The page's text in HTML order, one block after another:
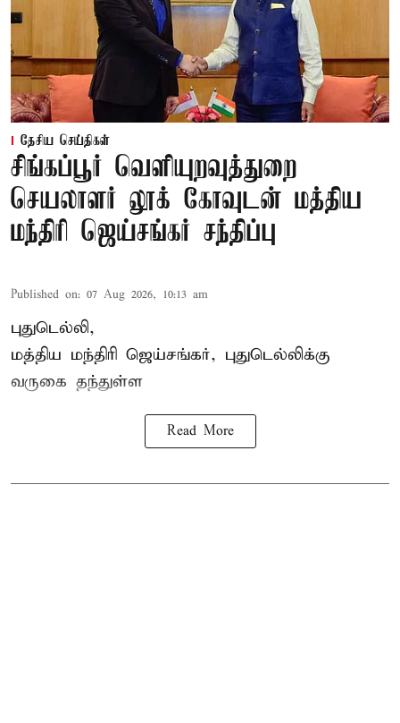
தேசிய செய்திகள்
சிங்கப்பூர் வெளியுறவுத்துறை
செயலாளர் லூக் கோவுடன் மத்திய
மந்திரி ஜெய்சங்கர் சந்திப்பு
Published on: 07 Aug 2026, 10:13 am
புதுடெல்லி,
மத்திய மந்திரி ஜெய்சங்கர், புதுடெல்லிக்கு
வருகை தந்துள்ள
Read More